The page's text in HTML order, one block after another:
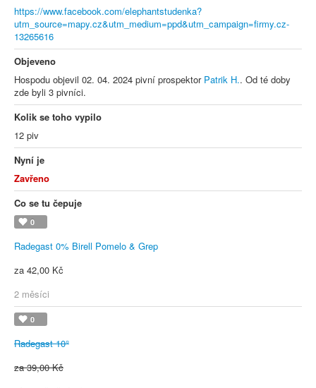
https://www.facebook.com/elephantstudenka?
utm_source=mapy.cz&utm_medium=ppd&utm_campaign=firmy.cz-
13265616
Objeveno
Hospodu objevil 02. 04. 2024 pivní prospektor Patrik H.. Od té doby
zde byli 3 pivníci.
Kolik se toho vypilo
12 piv
Nyní je
Zavřeno
Co se tu čepuje
0
Radegast 0% Birell Pomelo & Grep
za 42,00 Kč
2 měsíci
0
Radegast 10°
za 39,00 Kč